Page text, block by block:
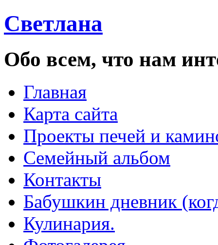
Светлана
Обо всем, что нам
Главная
Карта сайта
Проекты печей и
Семейный альбом
Контакты
Бабушкин дневник
Кулинария.